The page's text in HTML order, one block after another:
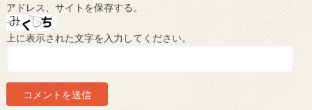
アドレス、サイトを保存する。
上に表示された文字を入力してください。